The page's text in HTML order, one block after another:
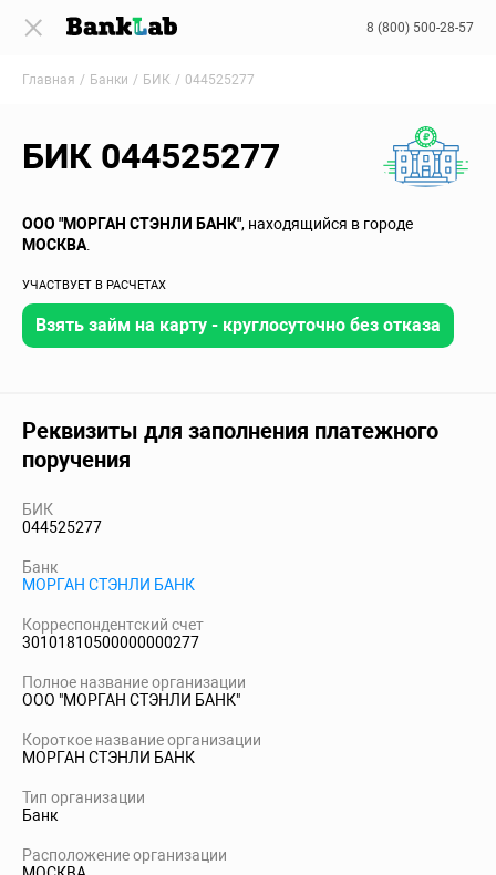
8 (800) 500-28-57
Главная Банки БИК 044525277
БИК 044525277
ООО "МОРГАН СТЭНЛИ БАНК", находящийся в городе
МОСКВА
УЧАСТВУЕТ В РАСЧЕТАХ
Взять займ на карту - круглосуточно без отказа
Реквизиты для заполнения платежного
поручения
БИК
044525277
Банк
МОРГАН СТЭНЛИ БАНК
Корреспондентский счет
30101810500000000277
Полное название организации
ООО "МОРГАН СТЭНЛИ БАНК"
Короткое название организации
МОРГАН СТЭНЛИ БАНК
Тип организации
Банк
Расположение организации